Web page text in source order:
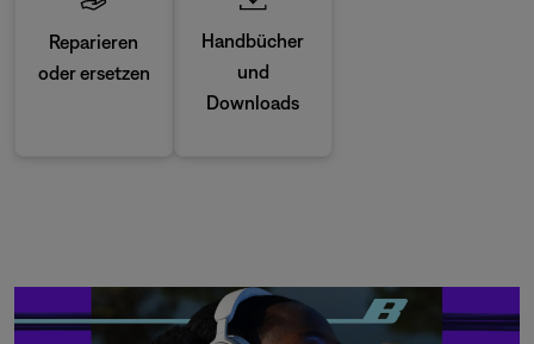
Reparieren
oder ersetzen
Handbücher
und
Downloads